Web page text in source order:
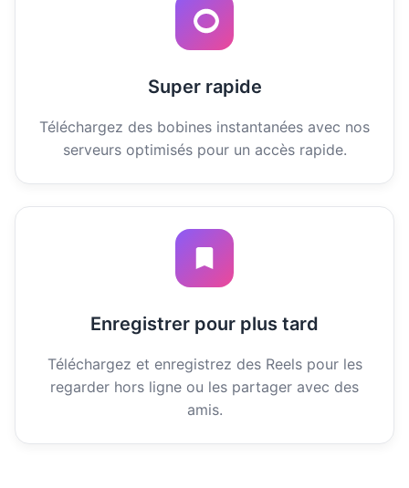
Super rapide
Téléchargez des bobines instantanées avec nos
serveurs optimisés pour un accès rapide.
Enregistrer pour plus tard
Téléchargez et enregistrez des Reels pour les
regarder hors ligne ou les partager avec des
amis.